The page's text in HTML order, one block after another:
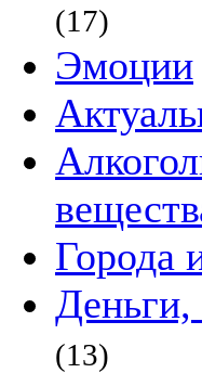
(17)
Эмоции
Города
(13)